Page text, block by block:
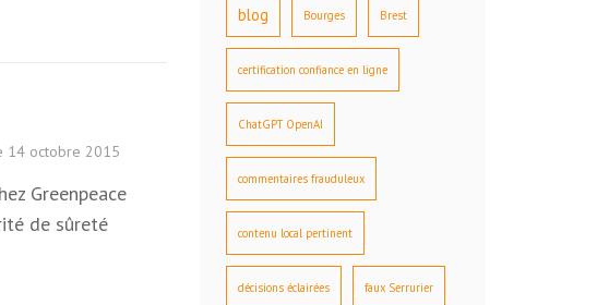
14 octobre 2015
Greenpeace
de sûreté
blog Bourges Brest
certification confiance en ligne
ChatGPT OpenAI
commentaires frauduleux
contenu local pertinent
décisions éclairées faux Serrurier